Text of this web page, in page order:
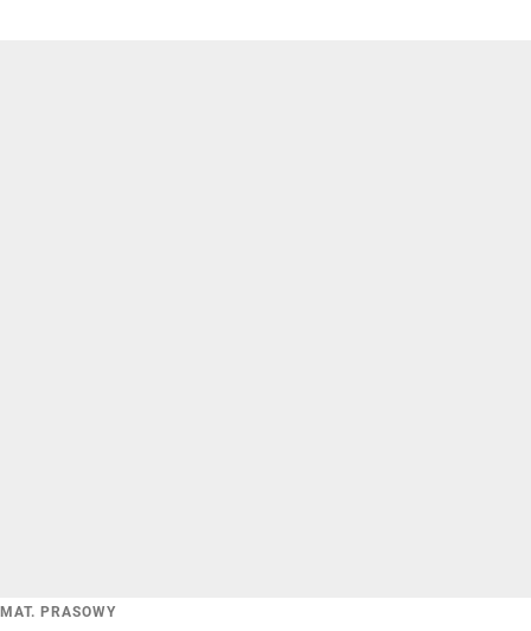
MAT. PRASOWY